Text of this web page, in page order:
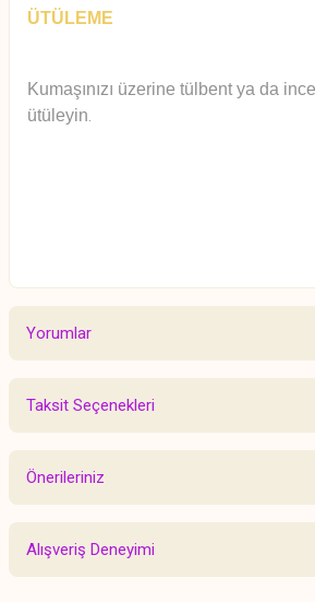
ÜTÜLEME
Kumaşınızı üzerine tülbent ya da
ütüleyin.
Yorumlar
Taksit Seçenekleri
Önerileriniz
Bu ürünün fiyat bilgisi, resim, ürün
yetersiz gördüğünüz noktaları öneri formunu
Alışveriş Deneyimi